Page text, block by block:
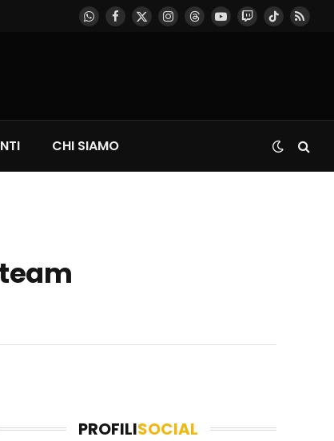
WhatsApp
Facebook
X
Instagram
ThreadsYouTube
TwitchTikTok
RSS
CHI SIAMO
PROFILISOCIAL